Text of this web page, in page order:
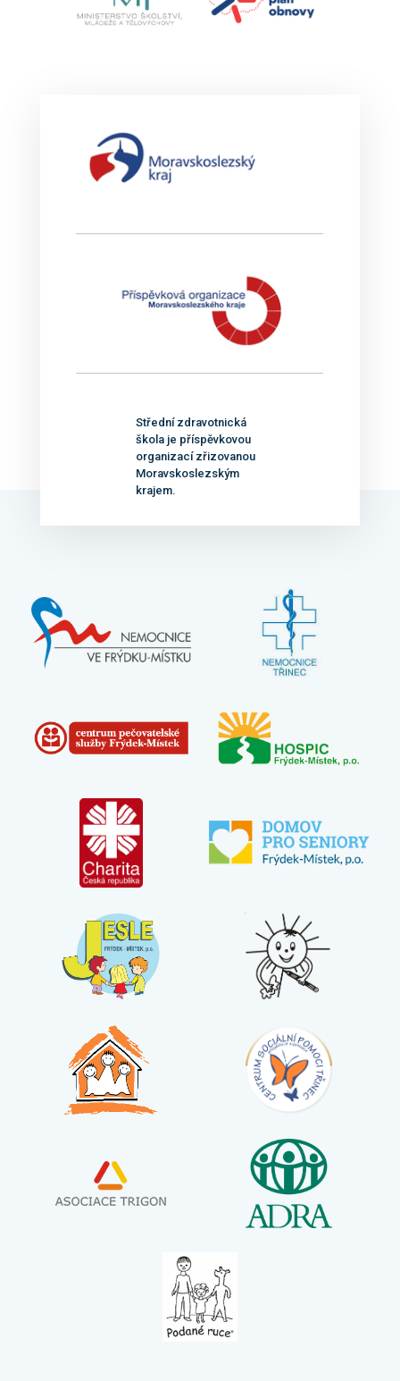
Střední zdravotnická
škola je příspěvkovou
organizací zřizovanou
Moravskoslezským
krajem.